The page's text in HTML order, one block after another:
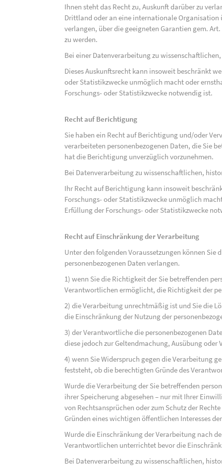
Ihnen steht das Recht zu, Auskunft darüber zu
Drittland oder an eine internationale Organisation
verlangen, über die geeigneten Garantien gem.
zu werden.
Bei einer Datenverarbeitung zu
Dieses Auskunftsrecht kann insoweit beschränkt
oder Statistikzwecke unmöglich macht oder
Forschungs- oder Statistikzwecke notwendig ist.
Recht auf Berichtigung
Sie haben ein Recht auf Berichtigung und/oder
verarbeiteten personenbezogenen Daten, die Sie
hat die Berichtigung unverzüglich vorzunehmen.
Bei Datenverarbeitung zu wissenschaftlichen,
Ihr Recht auf Berichtigung kann insoweit
Forschungs- oder Statistikzwecke unmöglich
Erfüllung der Forschungs- oder Statistikzwecke
Recht auf Einschränkung der Verarbeitung
Unter den folgenden Voraussetzungen können
personenbezogenen Daten verlangen.
1) wenn Sie die Richtigkeit der Sie betreffenden
Verantwortlichen ermöglicht, die Richtigkeit der
2) die Verarbeitung unrechtmäßig ist und Sie die
die Einschränkung der Nutzung der
3) der Verantwortliche die personenbezogenen
diese jedoch zur Geltendmachung, Ausübung
4) wenn Sie Widerspruch gegen die Verarbeitung
feststeht, ob die berechtigten Gründe des
Wurde die Verarbeitung der Sie betreffenden
ihrer Speicherung abgesehen – nur mit Ihrer
von Rechtsansprüchen oder zum Schutz der
Gründen eines wichtigen öffentlichen Interesses
Wurde die Einschränkung der Verarbeitung nach
Verantwortlichen unterrichtet bevor die
Bei Datenverarbeitung zu wissenschaftlichen,